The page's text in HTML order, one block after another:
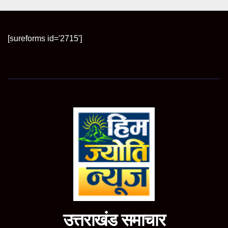
[sureforms id='2715']
उत्तराखंड समाचार